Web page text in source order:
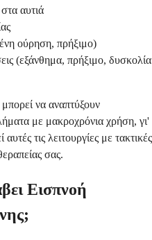
αυτιά
ούρηση, πρήξιμο)
(εξάνθημα, πρήξιμο, δυσκολία
να αναπτύξουν
με μακροχρόνια χρήση, γι'
τις λειτουργίες με τακτικές
σας.
Εισπνοή